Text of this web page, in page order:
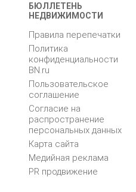
БЮЛЛЕТЕНЬ
НЕДВИЖИМОСТИ
Правила перепечатки
Политика
конфиденциальности
BN.ru
Пользовательское
соглашение
Согласие на
распространение
персональных данных
Карта сайта
Медийная реклама
PR продвижение